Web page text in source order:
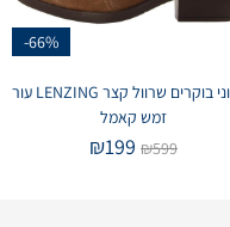
-66%
מגפוני בוקרים שרוול קצר LENZING עור
זמש קאמל
₪599
₪199